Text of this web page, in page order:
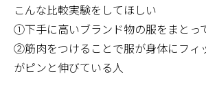
こんな比較実験をしてほしい
➀下手に高いブランド物の服をまとっ
②筋肉をつけることで服が身体にフィ
がピンと伸びている人